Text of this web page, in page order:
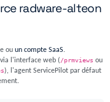
radware-alteon
ouun compte SaaS.
via l'interface web (/prmviews ou
), l'agent ServicePilot par défaut